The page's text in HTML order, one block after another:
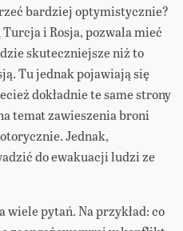
bardziej optymistycznie?
i Rosja, pozwala mieć
skuteczniejsze niż to
Tu jednak pojawiają się
dokładnie te same strony
temat zawieszenia broni
Jednak,
do ewakuacji ludzi ze
wiele pytań. Na przykład: co